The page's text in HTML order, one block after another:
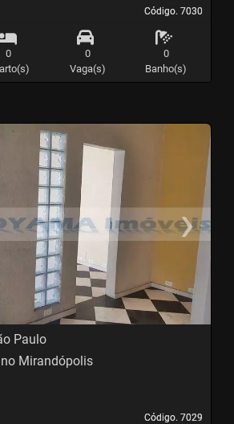
Código. 7030
Código. 7030
0
0
Vaga(s)
0
Banho(s)
›
Paulo
Código. 7029
Código. 7029
Mirandópolis